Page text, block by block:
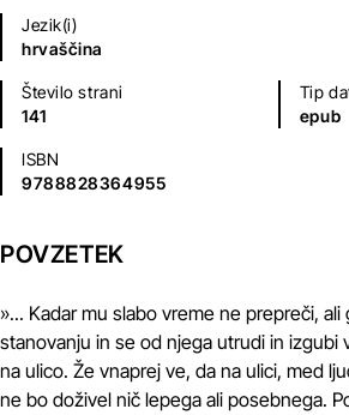
Jezik(i)
hrvaščina
Število strani
141
Tip
epub
ISBN
9788828364955
POVZETEK
»... Kadar mu slabo vreme ne prepreči,
stanovanju in se od njega utrudi in izgubi
na ulico. Že vnaprej ve, da na ulici, med
ne bo doživel nič lepega ali posebnega.